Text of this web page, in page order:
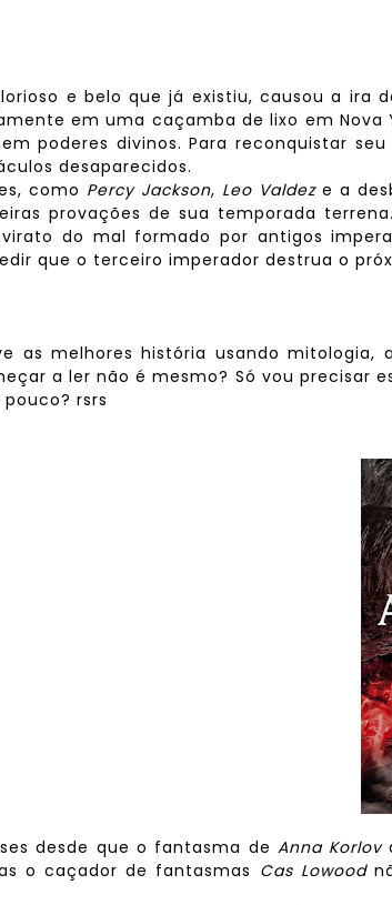
e belo que já existiu, causou a ira
em uma caçamba de lixo em Nova
poderes divinos. Para reconquistar
desaparecidos.
como Percy Jackson, Leo Valdeze a
provações de sua temporada
do mal formado por antigos
que o terceiro imperador destrua o
as melhores história usando mitologia,
a ler não é mesmo? Só vou precisar
rsrs
desde que o fantasma de Anna Korlov
o caçador de fantasmas Cas Lowood